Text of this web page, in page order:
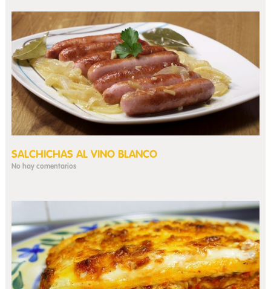
SALCHICHAS AL VINO BLANCO
No hay comentarios